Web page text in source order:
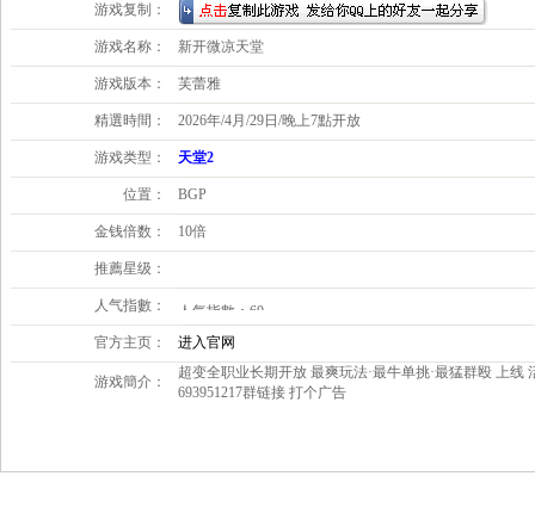
游戏复制：
游戏名称： 新开微凉天堂
游戏版本： 芙蕾雅
精選時間： 2026年/4月/29日/晚上7點开放
游戏类型： 天堂2
位置： BGP
金钱倍数： 10倍
推薦星级：
人气指數：
官方主页： 进入官网
游戏簡介：
超变全职业长期开放 最爽玩法·最牛单挑·最猛群殴 上线
693951217群链接 打个广告